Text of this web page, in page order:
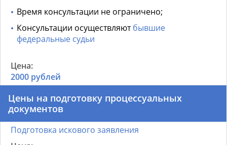
Время консультации не ограничено;
Консультации осуществляютбывшие
федеральные судьи
2000 рублей
Цены на подготовку процессуальных
документов
Подготовка искового заявления